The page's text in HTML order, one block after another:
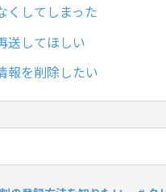
くしてしまった
送してほしい
報を削除したい